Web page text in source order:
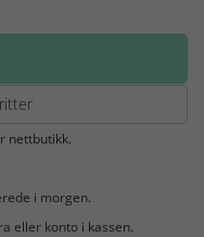
nettbutikk.
i morgen.
eller konto i kassen.